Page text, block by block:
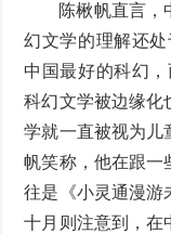
陈楸帆直言，
幻文学的理解还
中国最好的科幻，
科幻文学被边缘化
学就一直被视为儿
帆笑称，他在跟一
往是《小灵通漫游
十月则注意到，在